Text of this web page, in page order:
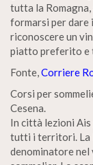
tutta la
formarsi per dare
riconoscere un
piatto preferito e
Fonte,Corriere
Corsi per
Cesena.
In città lezioni
tutti i territori. La
denominatore nel